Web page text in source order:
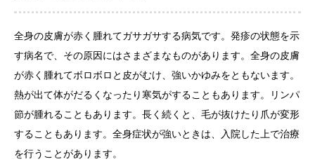
全身の皮膚が赤く腫れてガサガサする病気です。発疹の状態を示
す病名で、その原因にはさまざまなものがあります。全身の皮膚
が赤く腫れてボロボロと皮がむけ、強いかゆみをともないます。
熱が出て体がだるくなったり寒気がすることもあります。リンパ
節が腫れることもあります。長く続くと、毛が抜けたり爪が変形
することもあります。全身症状が強いときは、入院した上で治療
を行うことがあります。